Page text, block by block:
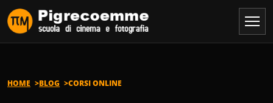
Vai al contenuto
HOME BLOG CORSI ONLINE